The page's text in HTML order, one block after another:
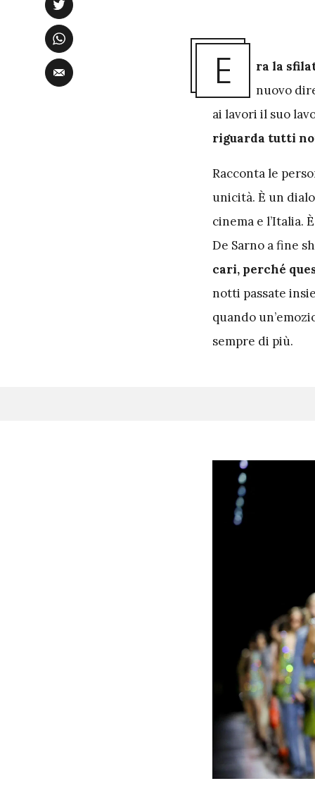
E
ra la
nuovo
ai lavori il suo
riguarda tutti
Racconta le
unicità. È un
cinema e l’Italia.
De Sarno a fine
cari, perché
notti passate
quando
sempre di più.